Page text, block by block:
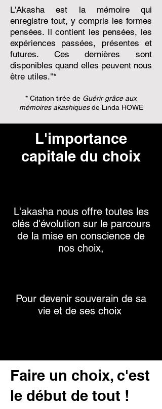
L'Akasha est la mémoire qui
enregistre tout, y compris les formes
pensées. Il contient les pensées, les
expériences passées, présentes et
futures. Ces dernières sont
disponibles quand elles peuvent nous
être utiles."*
* Citation tirée de Guérir grâce aux
mémoires akashiquesde Linda HOWE
L'importance
capitale du choix
L'akasha nous offre toutes les
clés d'évolution sur le parcours
de la mise en conscience de
nos choix,
Pour devenir souverain de sa
vie et de ses choix
Faire un choix, c'est
le début de tout !